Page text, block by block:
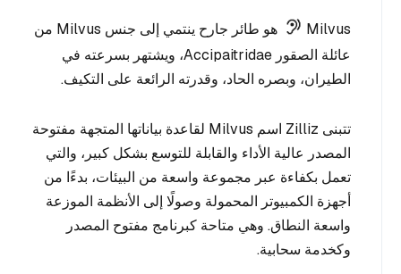
Milvus
هو طائر جارح ينتمي إلى جنس Milvus من
عائلة الصقور Accipaitridae، ويشتهر بسرعته في
الطيران، وبصره الحاد، وقدرته الرائعة على التكيف.
تتبنى Zilliz اسم Milvus لقاعدة بياناتها المتجهة مفتوحة
المصدر عالية الأداء والقابلة للتوسع بشكل كبير، والتي
تعمل بكفاءة عبر مجموعة واسعة من البيئات، بدءًا من
أجهزة الكمبيوتر المحمولة وصولًا إلى الأنظمة الموزعة
واسعة النطاق. وهي متاحة كبرنامج مفتوح المصدر
وكخدمة سحابية.